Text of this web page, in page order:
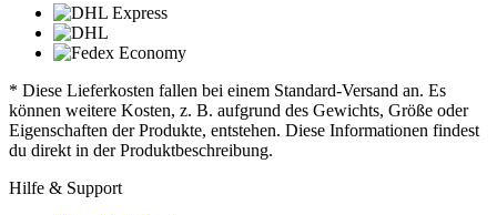
* Diese Lieferkosten fallen bei einem Standard-Versand an. Es
können weitere Kosten, z. B. aufgrund des Gewichts, Größe oder
Eigenschaften der Produkte, entstehen. Diese Informationen findest
du direkt in der Produktbeschreibung.
Hilfe & Support